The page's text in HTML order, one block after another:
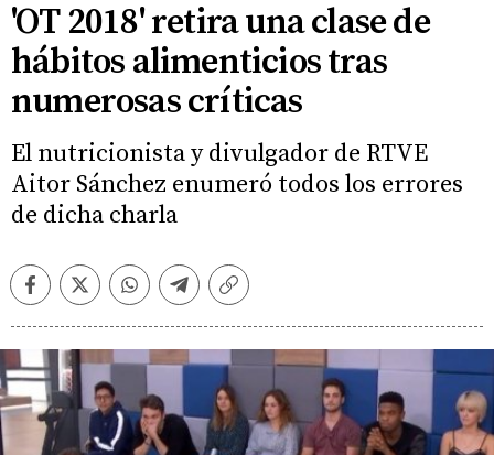
'OT 2018' retira una clase de
hábitos alimenticios tras
numerosas críticas
El nutricionista y divulgador de RTVE
Aitor Sánchez enumeró todos los errores
de dicha charla
FacebookTwitterWhatsappTelegramCopiar